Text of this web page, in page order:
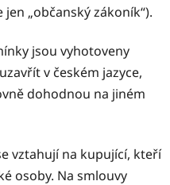
„občanský zákoník“).
jsou vyhotoveny
v českém jazyce,
dohodnou na jiném
vztahují na kupující, kteří
osoby. Na smlouvy